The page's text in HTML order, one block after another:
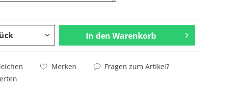
In den Warenkorb
Merken
Fragen zum Artikel?